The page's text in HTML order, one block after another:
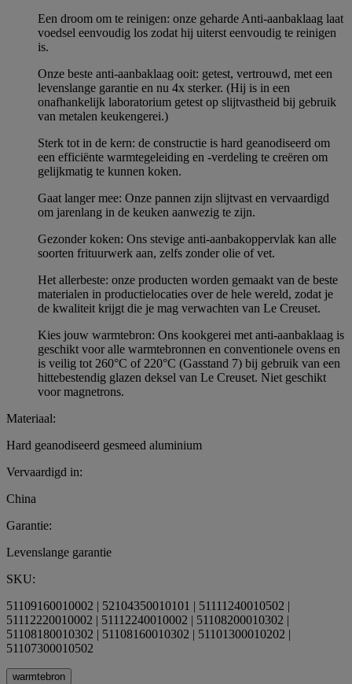
Een droom om te reinigen: onze geharde Anti-aanbaklaag laat
voedsel eenvoudig los zodat hij uiterst eenvoudig te reinigen
is.
Onze beste anti-aanbaklaag ooit: getest, vertrouwd, met een
levenslange garantie en nu 4x sterker. (Hij is in een
onafhankelijk laboratorium getest op slijtvastheid bij gebruik
van metalen keukengerei.)
Sterk tot in de kern: de constructie is hard geanodiseerd om
een efficiënte warmtegeleiding en -verdeling te creëren om
gelijkmatig te kunnen koken.
Gaat langer mee: Onze pannen zijn slijtvast en vervaardigd
om jarenlang in de keuken aanwezig te zijn.
Gezonder koken: Ons stevige anti-aanbakoppervlak kan alle
soorten frituurwerk aan, zelfs zonder olie of vet.
Het allerbeste: onze producten worden gemaakt van de beste
materialen in productielocaties over de hele wereld, zodat je
de kwaliteit krijgt die je mag verwachten van Le Creuset.
Kies jouw warmtebron: Ons kookgerei met anti-aanbaklaag is
geschikt voor alle warmtebronnen en conventionele ovens en
is veilig tot 260°C of 220°C (Gasstand 7) bij gebruik van een
hittebestendig glazen deksel van Le Creuset. Niet geschikt
voor magnetrons.
Materiaal:
Hard geanodiseerd gesmeed aluminium
Vervaardigd in:
China
Garantie:
Levenslange garantie
SKU:
51109160010002 | 52104350010101 | 51111240010502 |
51112220010002 | 51112240010002 | 51108200010302 |
51108180010302 | 51108160010302 | 51101300010202 |
51107300010502
warmtebron